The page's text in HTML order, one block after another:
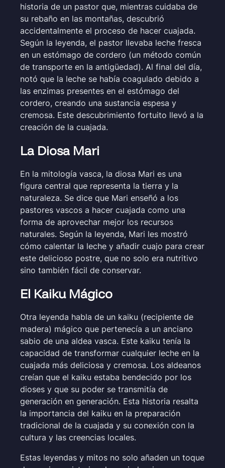
historia de un pastor que, mientras cuidaba de
su rebaño en las montañas, descubrió
accidentalmente el proceso de hacer cuajada.
Según la leyenda, el pastor llevaba leche fresca
en un estómago de cordero (un método común
de transporte en la antigüedad). Al final del día,
notó que la leche se había coagulado debido a
las enzimas presentes en el estómago del
cordero, creando una sustancia espesa y
cremosa. Este descubrimiento fortuito llevó a la
creación de la cuajada.
La Diosa Mari
En la mitología vasca, la diosa Mari es una
figura central que representa la tierra y la
naturaleza. Se dice que Mari enseñó a los
pastores vascos a hacer cuajada como una
forma de aprovechar mejor los recursos
naturales. Según la leyenda, Mari les mostró
cómo calentar la leche y añadir cuajo para crear
este delicioso postre, que no solo era nutritivo
sino también fácil de conservar.
El Kaiku Mágico
Otra leyenda habla de un kaiku (recipiente de
madera) mágico que pertenecía a un anciano
sabio de una aldea vasca. Este kaiku tenía la
capacidad de transformar cualquier leche en la
cuajada más deliciosa y cremosa. Los aldeanos
creían que el kaiku estaba bendecido por los
dioses y que su poder se transmitía de
generación en generación. Esta historia resalta
la importancia del kaiku en la preparación
tradicional de la cuajada y su conexión con la
cultura y las creencias locales.
Estas leyendas y mitos no solo añaden un toque